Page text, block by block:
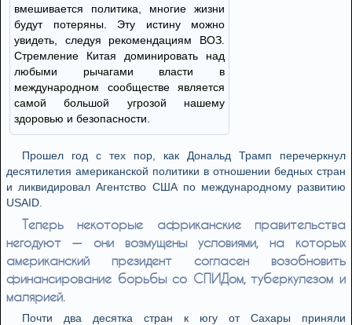
вмешивается политика, многие жизни
будут потеряны. Эту истину можно
увидеть, следуя рекомендациям ВОЗ.
Стремление Китая доминировать над
любыми рычагами власти в
международном сообществе является
самой большой угрозой нашему
здоровью и безопасности.
Прошел год с тех пор, как Дональд Трамп перечеркнул
десятилетия американской политики в отношении бедных стран
и ликвидировал Агентство США по международному развитию
USAID.
Теперь некоторые африканские правительства
негодуют — они возмущены условиями, на которых
американский президент согласен возобновить
финансирование борьбы со СПИДом, туберкулезом и
малярией.
Почти два десятка стран к югу от Сахары приняли